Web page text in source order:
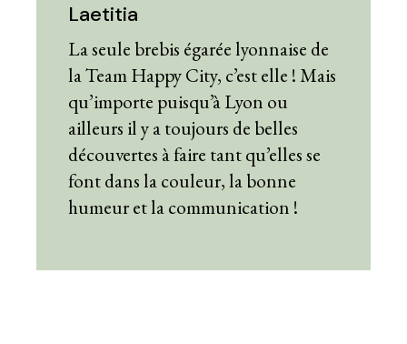
Laetitia
La seule brebis égarée lyonnaise de
la Team Happy City, c’est elle ! Mais
qu’importe puisqu’à Lyon ou
ailleurs il y a toujours de belles
découvertes à faire tant qu’elles se
font dans la couleur, la bonne
humeur et la communication !